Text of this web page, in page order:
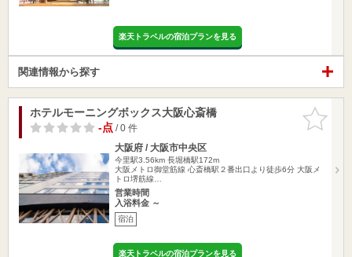
楽天トラベルの宿泊プランを見る
関連情報から探す
お気に入
りに追加
ホテルモーニングボックス大阪心斎橋
-点/ 0 件
大阪府 / 大阪市中央区
今里駅3.56km 長堀橋駅172m
大阪メトロ御堂筋線 心斎橋駅２番出口より徒歩6分 大阪メ
トロ堺筋線…
営業時間
入浴料金 ～
宿泊
楽天トラベルの宿泊プランを見る